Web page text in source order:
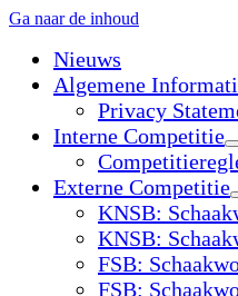
Ga naar de inhoud
Nieuws
Algemene
Privacy
Interne Competitie
Externe Competitie
KNSB:
KNSB:
FSB:
FSB: